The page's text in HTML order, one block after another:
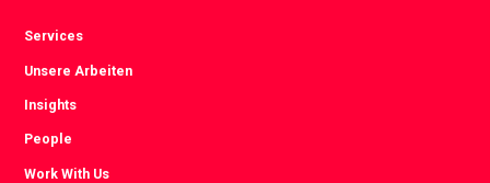
Services
Unsere Arbeiten
Insights
People
Work With Us